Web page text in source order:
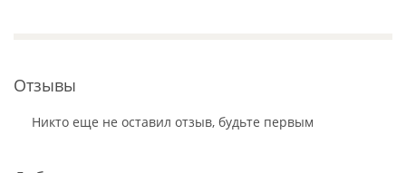
Отзывы
Никто еще не оставил отзыв, будьте первым